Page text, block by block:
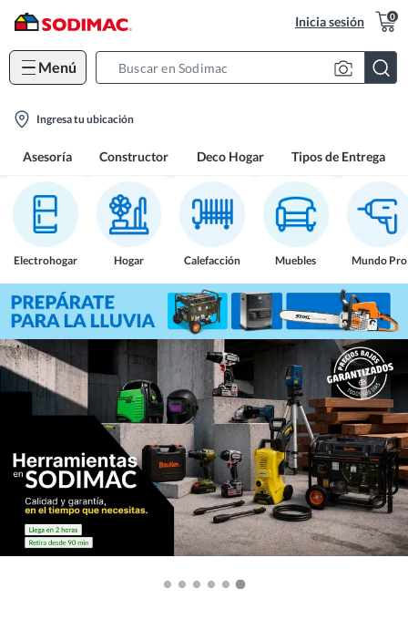
Inicia sesión 0
Menú
location-
Ingresa tu ubicación
Asesoría Constructor Deco Hogar Tipos de Entrega
Electrohogar Hogar Calefacción Muebles Mundo Pro